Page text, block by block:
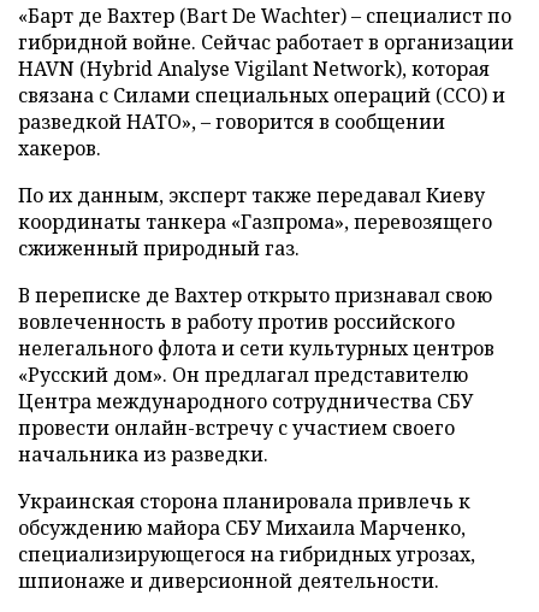
«Барт де Вахтер (Bart De Wachter) – специалист по
гибридной войне. Сейчас работает в организации
HAVN (Hybrid Analyse Vigilant Network), которая
связана с Силами специальных операций (ССО) и
разведкой НАТО», – говорится в сообщении
хакеров.
По их данным, эксперт также передавал Киеву
координаты танкера «Газпрома», перевозящего
сжиженный природный газ.
В переписке де Вахтер открыто признавал свою
вовлеченность в работу против российского
нелегального флота и сети культурных центров
«Русский дом». Он предлагал представителю
Центра международного сотрудничества СБУ
провести онлайн-встречу с участием своего
начальника из разведки.
Украинская сторона планировала привлечь к
обсуждению майора СБУ Михаила Марченко,
специализирующегося на гибридных угрозах,
шпионаже и диверсионной деятельности.